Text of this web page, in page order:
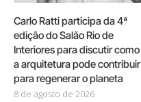
Carlo Ratti participa da 4ª
edição do Salão Rio de
Interiores para discutir como
a arquitetura pode contribuir
para regenerar o planeta
8 de agosto de 2026